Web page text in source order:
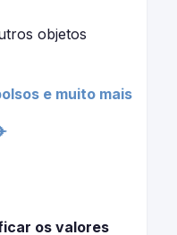
objetos
e muito mais
os valores